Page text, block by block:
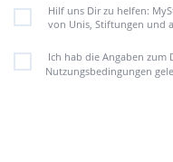
Hilf uns Dir zu helfen:
von Unis, Stiftungen und
Ich hab die Angaben zum
Nutzungsbedingungen